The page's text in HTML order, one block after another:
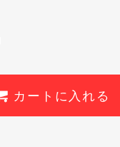
カートに入れる